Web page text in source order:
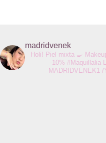
madridvenek
Holi! Piel mixta 🍳
-10% #Maquillalia
MADRIDVENEK1 /